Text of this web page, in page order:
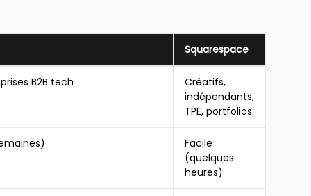
Squarespace
B2B tech
Créatifs,
indépendants,
TPE, portfolios
Facile
(quelques
heures)